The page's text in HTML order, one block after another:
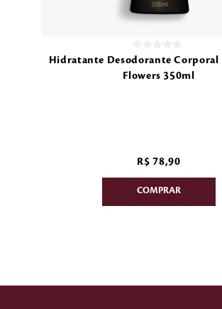
Hidratante Desodorante Corporal
Flowers 350ml
R$ 78,90